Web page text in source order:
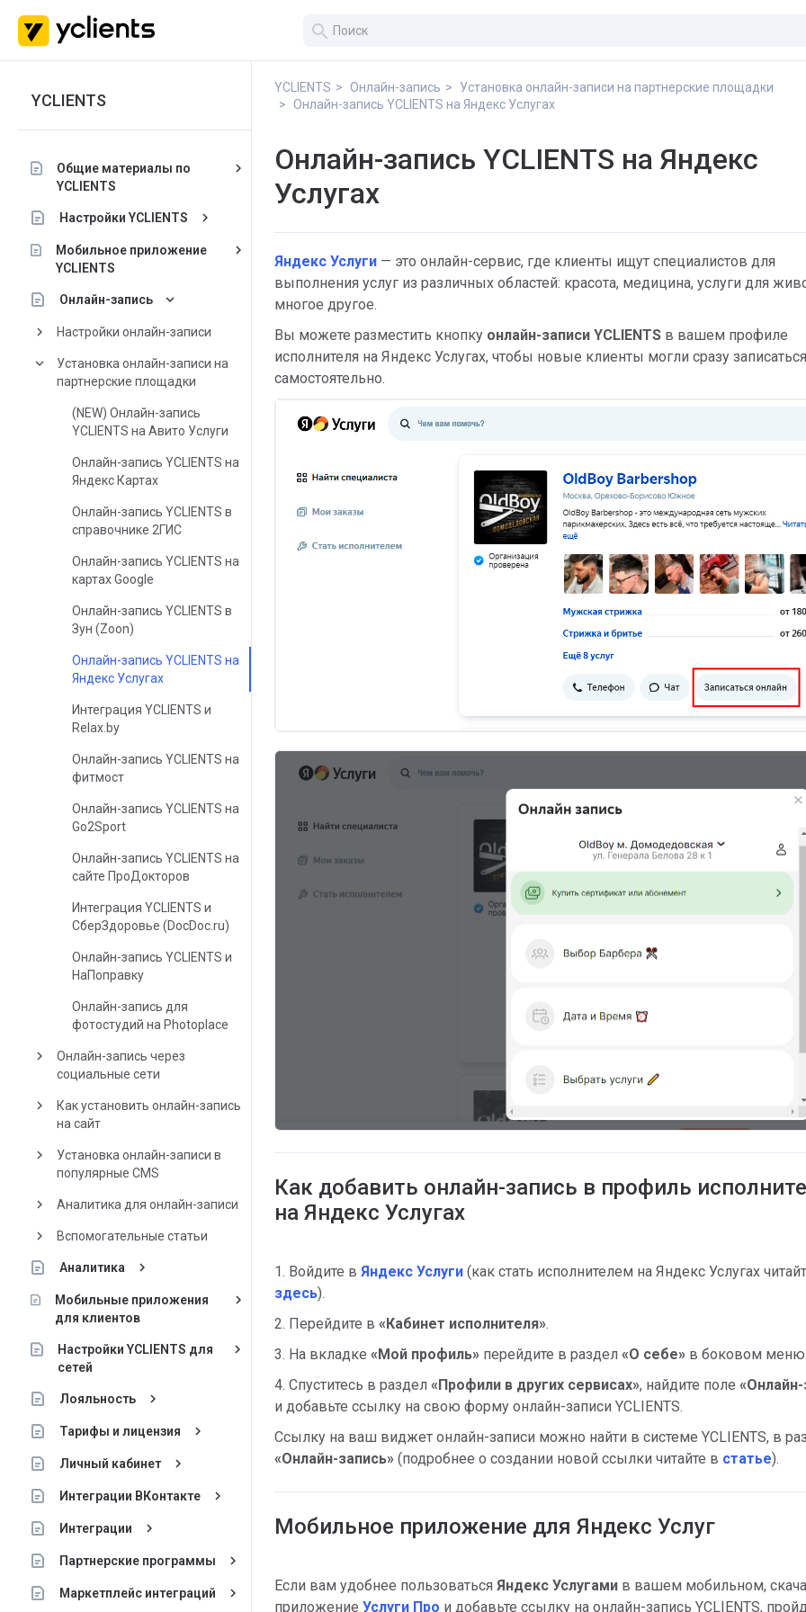
search
YCLIENTS
Общие материалы по
YCLIENTS
keyboard_arrow_right
Настройки YCLIENTS keyboard_arrow_right
Мобильное приложение
YCLIENTS
keyboard_arrow_right
Онлайн-запись
keyboard_arrow_down
keyboard_arrow_right
Настройки онлайн-записи
keyboard_arrow_down
Установка онлайн-записи на
партнерские площадки
(NEW) Онлайн-запись
YCLIENTS на Авито Услуги
Онлайн-запись YCLIENTS на
Яндекс Картах
Онлайн-запись YCLIENTS в
справочнике 2ГИС
Онлайн-запись YCLIENTS на
картах Google
Онлайн-запись YCLIENTS в
Зун (Zoon)
Онлайн-запись YCLIENTS на
Яндекс Услугах
Интеграция YCLIENTS и
Relax.by
Онлайн-запись YCLIENTS на
фитмост
Онлайн-запись YCLIENTS на
Go2Sport
Онлайн-запись YCLIENTS на
сайте ПроДокторов
Интеграция YCLIENTS и
СберЗдоровье (DocDoc.ru)
Онлайн-запись YCLIENTS и
НаПоправку
Онлайн-запись для
фотостудий на Photoplace
keyboard_arrow_right
Онлайн-запись через
социальные сети
keyboard_arrow_right
Как установить онлайн-запись
на сайт
keyboard_arrow_right
Установка онлайн-записи в
популярные CMS
keyboard_arrow_right Аналитика для онлайн-записи
keyboard_arrow_right Вспомогательные статьи
Аналитика keyboard_arrow_right
Мобильные приложения
для клиентов
keyboard_arrow_right
Настройки YCLIENTS для
сетей
keyboard_arrow_right
Лояльность keyboard_arrow_right
Тарифы и лицензия keyboard_arrow_right
Личный кабинет keyboard_arrow_right
Интеграции ВКонтакте keyboard_arrow_right
Интеграции keyboard_arrow_right
Партнерские программы keyboard_arrow_right
Маркетплейс интеграций keyboard_arrow_right
YCLIENTS Онлайн-запись
Установка онлайн-записи на партнерские площадки
Онлайн-запись YCLIENTS на Яндекс Услугах
Онлайн-запись YCLIENTS на Яндекс
Услугах
Яндекс Услуги — это онлайн-сервис, где клиенты ищут специалистов для
выполнения услуг из различных областей: красота, медицина, услуги для
многое другое.
Вы можете разместить кнопку онлайн-записи YCLIENTS в вашем профиле
исполнителя на Яндекс Услугах, чтобы новые клиенты могли сразу
самостоятельно.
Как добавить онлайн-запись в профиль
на Яндекс Услугах
1. Войдите в Яндекс Услуги (как стать исполнителем на Яндекс Услугах
здесь).
2. Перейдите в « Кабинет исполнителя».
3. На вкладке « Мой профиль» перейдите в раздел «О себе» в боковом
4. Спуститесь в раздел « Профили в других сервисах», найдите поле «Онлайн-
и добавьте ссылку на свою форму онлайн-записи YCLIENTS.
Ссылку на ваш виджет онлайн-записи можно найти в системе YCLIENTS, в
«Онлайн-запись» (подробнее о создании новой ссылки читайте в статье).
Мобильное приложение для Яндекс Услуг
Если вам удобнее пользоваться Яндекс Услугами в вашем мобильном,
приложение Услуги Про и добавьте ссылку на онлайн-запись YCLIENTS,